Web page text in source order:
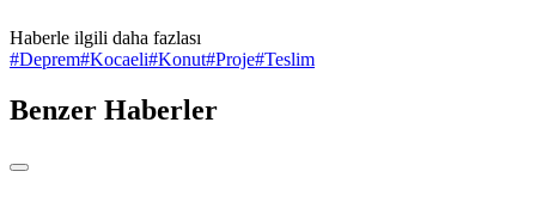
Haberle ilgili daha fazlası
#Deprem#Kocaeli#Konut#Proje#Teslim
Benzer Haberler